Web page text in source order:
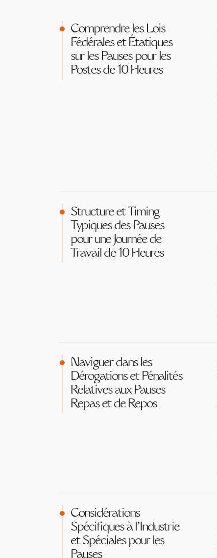
Comprendre les Lois
Fédérales et Étatiques
sur les Pauses pour les
Postes de 10 Heures
Structure et Timing
Typiques des Pauses
pour une Journée de
Travail de 10 Heures
Naviguer dans les
Dérogations et Pénalités
Relatives aux Pauses
Repas et de Repos
Considérations
Spécifiques à l'Industrie
et Spéciales pour les
Pauses